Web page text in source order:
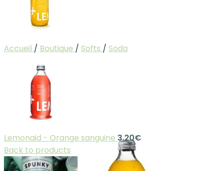
Accueil / Boutique / Softs / Soda
Lemonaid - Orange sanguine 3.20€
Back to products